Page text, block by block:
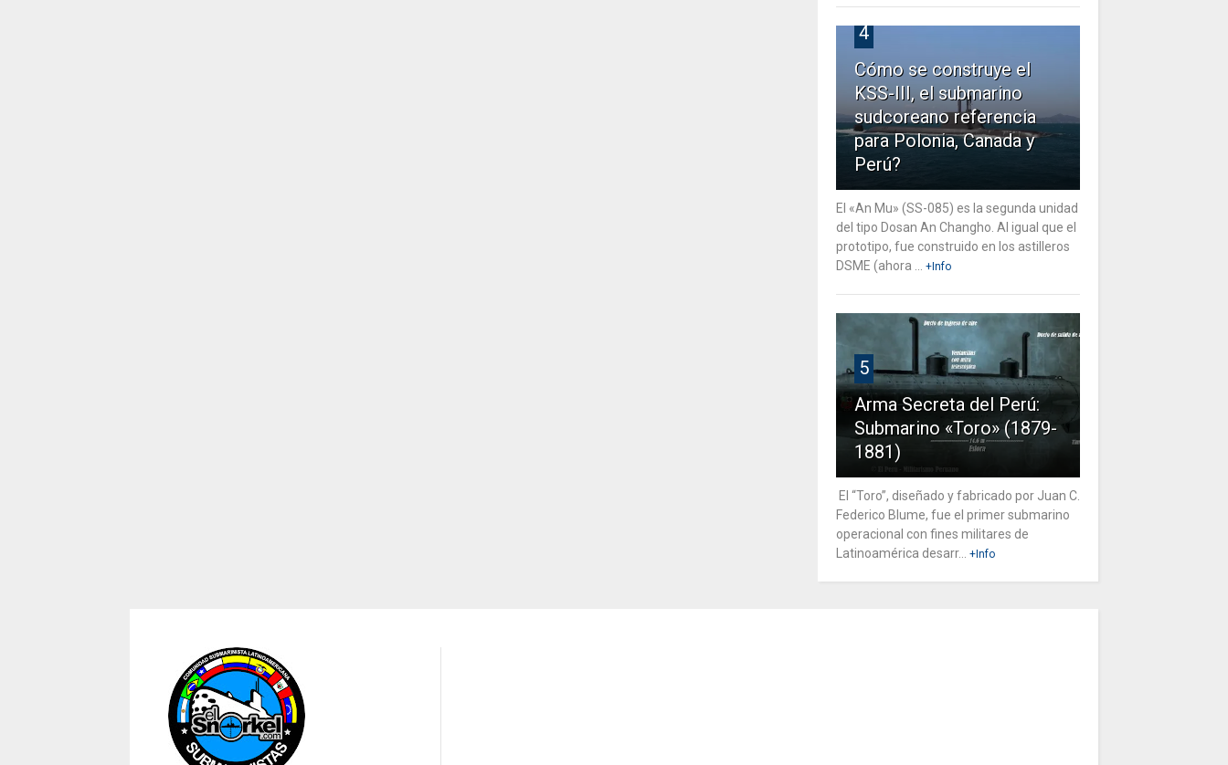
4
Cómo se construye el
KSS-III, el submarino
sudcoreano referencia
para Polonia, Canada y
Perú?
El «An Mu» (SS-085) es la segunda unidad
del tipo Dosan An Changho. Al igual que el
prototipo, fue construido en los astilleros
DSME (ahora ...
+Info
5
Arma Secreta del Perú:
Submarino «Toro» (1879-
1881)
El “Toro”, diseñado y fabricado por Juan C.
Federico Blume, fue el primer submarino
operacional con fines militares de
Latinoamérica desarr...
+Info